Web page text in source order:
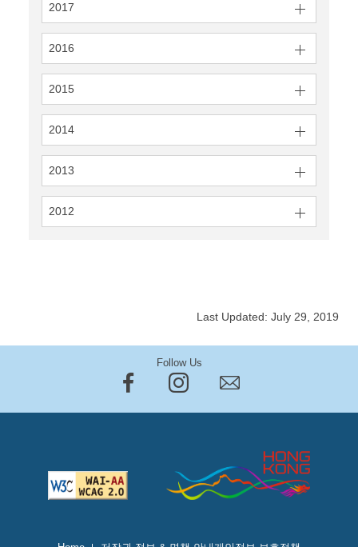
2017
2016
2015
2014
2013
2012
Last Updated: July 29, 2019
Follow Us